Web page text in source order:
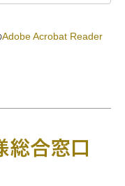
Adobe Acrobat Reader